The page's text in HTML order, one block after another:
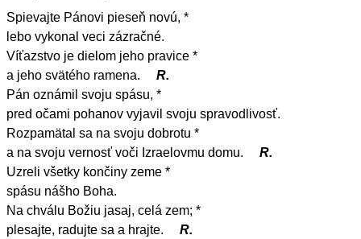
Spievajte Pánovi pieseň novú, *
lebo vykonal veci zázračné.
Víťazstvo je dielom jeho pravice *
a jeho svätého ramena.
R.
Pán oznámil svoju spásu, *
pred očami pohanov vyjavil svoju spravodlivosť.
Rozpamätal sa na svoju dobrotu *
a na svoju vernosť voči Izraelovmu domu.
R.
Uzreli všetky končiny zeme *
spásu nášho Boha.
Na chválu Božiu jasaj, celá zem; *
plesajte, radujte sa a hrajte.
R.